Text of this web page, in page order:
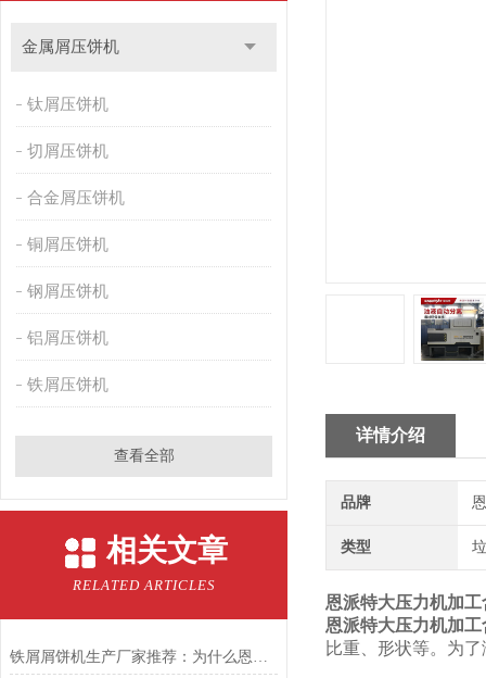
金属屑压饼机
钛屑压饼机
切屑压饼机
合金屑压饼机
铜屑压饼机
钢屑压饼机
铝屑压饼机
铁屑压饼机
查看全部
相关文章
RELATED ARTICLES
铁屑屑饼机生产厂家推荐：为什么恩派特是您的优选伙伴
详情介绍
品牌
类型
恩派特大压力机加
恩派特大压力机加
比重、形状等。为